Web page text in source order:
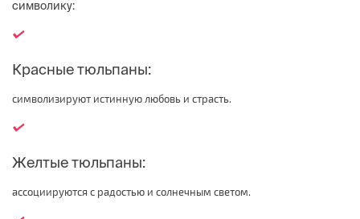
символику:
Красные тюльпаны:
символизируют истинную любовь и страсть.
Желтые тюльпаны:
ассоциируются с радостью и солнечным светом.